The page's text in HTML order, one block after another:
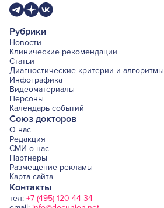
Рубрики
Новости
Клинические рекомендации
Статьи
Диагностические критерии и алгоритмы
Инфографика
Видеоматериалы
Персоны
Календарь событий
Союз докторов
О нас
Редакция
СМИ о нас
Партнеры
Размещение рекламы
Карта сайта
Контакты
тел: +7 (495) 120-44-34